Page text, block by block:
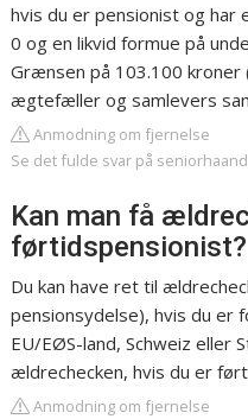
hvis du er pensionist og
0 og en likvid formue på
Grænsen på 103.100
ægtefæller og samlevers
Anmodning om fjernelse
Se det fulde svar på
Kan man få
førtidspensionist?
Du kan have ret til
pensionsydelse), hvis du er
EU/EØS-land, Schweiz eller
ældrechecken, hvis du er
Anmodning om fjernelse